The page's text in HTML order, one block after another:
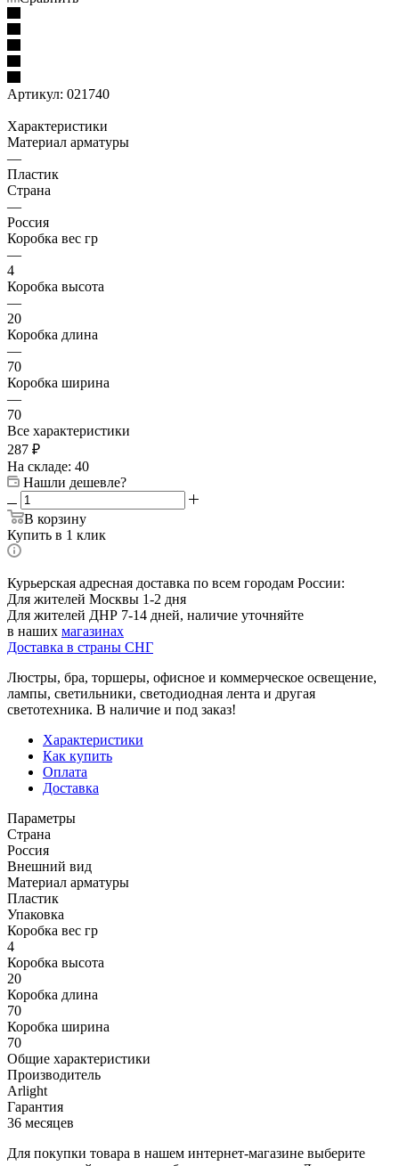
Артикул: 021740
Характеристики
Материал арматуры
—
Пластик
Страна
—
Россия
Коробка вес гр
—
4
Коробка высота
—
20
Коробка длина
—
70
Коробка ширина
—
70
Все характеристики
287 ₽
На складе: 40
Нашли дешевле?
В корзину
Купить в 1 клик
Курьерская адресная доставка по всем городам России:
Для жителей Москвы 1-2 дня
Для жителей ДНР 7-14 дней, наличие уточняйте
в наших магазинах
Доставка в страны СНГ
Люстры, бра, торшеры, офисное и коммерческое освещение,
лампы, светильники, светодиодная лента и другая
светотехника. В наличие и под заказ!
Характеристики
Как купить
Оплата
Доставка
Параметры
Страна
Россия
Внешний вид
Материал арматуры
Пластик
Упаковка
Коробка вес гр
4
Коробка высота
20
Коробка длина
70
Коробка ширина
70
Общие характеристики
Производитель
Arlight
Гарантия
36 месяцев
Для покупки товара в нашем интернет-магазине выберите